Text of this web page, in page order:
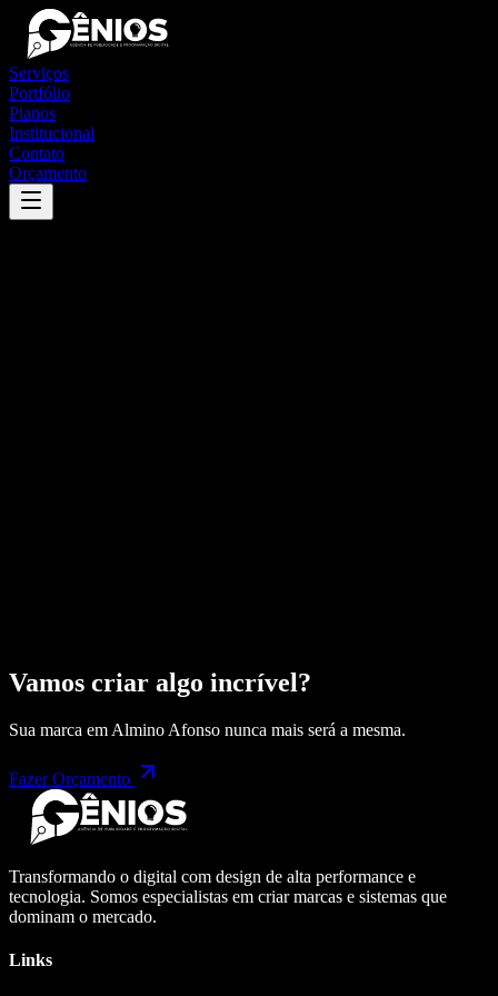
Serviços
Portfólio
Planos
Institucional
Contato
Orçamento
Vamos criar algo incrível?
Sua marca em Almino Afonso nunca mais será a mesma.
Fazer Orçamento
Transformando o digital com design de alta performance e
tecnologia. Somos especialistas em criar marcas e sistemas que
dominam o mercado.
Links